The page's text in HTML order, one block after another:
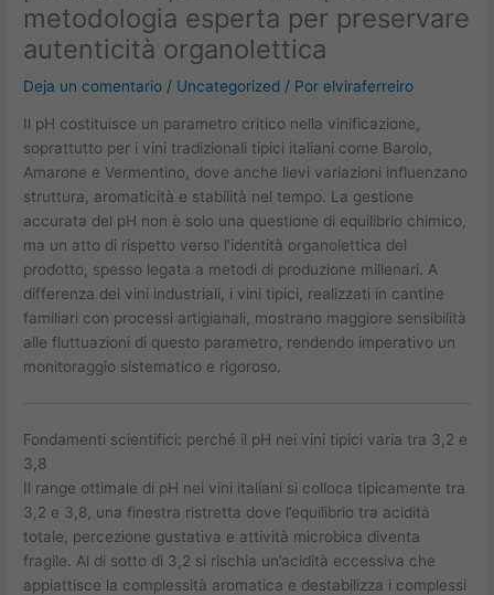
metodologia esperta per preservare
autenticità organolettica
Deja un comentario / Uncategorized / Porelviraferreiro
Il pH costituisce un parametro critico nella vinificazione,
soprattutto per i vini tradizionali tipici italiani come Barolo,
Amarone e Vermentino, dove anche lievi variazioni influenzano
struttura, aromaticità e stabilità nel tempo. La gestione
accurata del pH non è solo una questione di equilibrio chimico,
ma un atto di rispetto verso l’identità organolettica del
prodotto, spesso legata a metodi di produzione millenari. A
differenza dei vini industriali, i vini tipici, realizzati in cantine
familiari con processi artigianali, mostrano maggiore sensibilità
alle fluttuazioni di questo parametro, rendendo imperativo un
monitoraggio sistematico e rigoroso.
Fondamenti scientifici: perché il pH nei vini tipici varia tra 3,2 e
3,8
Il range ottimale di pH nei vini italiani si colloca tipicamente tra
3,2 e 3,8, una finestra ristretta dove l’equilibrio tra acidità
totale, percezione gustativa e attività microbica diventa
fragile. Al di sotto di 3,2 si rischia un’acidità eccessiva che
appiattisce la complessità aromatica e destabilizza i complessi